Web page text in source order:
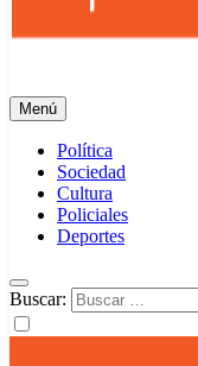
Menú
Política
Sociedad
Cultura
Policiales
Deportes
Buscar: